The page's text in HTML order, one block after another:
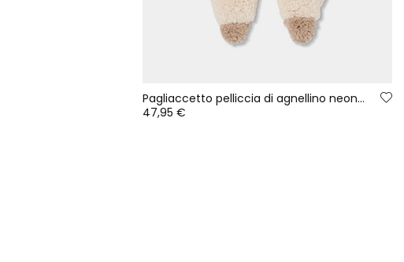
Pagliaccetto pelliccia di agnellino neonato grezzo
47,95 €